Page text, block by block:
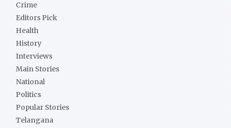
Crime
Editors Pick
Health
History
Interviews
Main Stories
National
Politics
Popular Stories
Telangana